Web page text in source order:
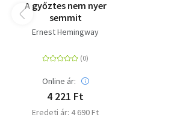
A győztes nem nyer
semmit
Ernest Hemingway
Online ár:
4 221 Ft
Eredeti ár: 4 690 Ft